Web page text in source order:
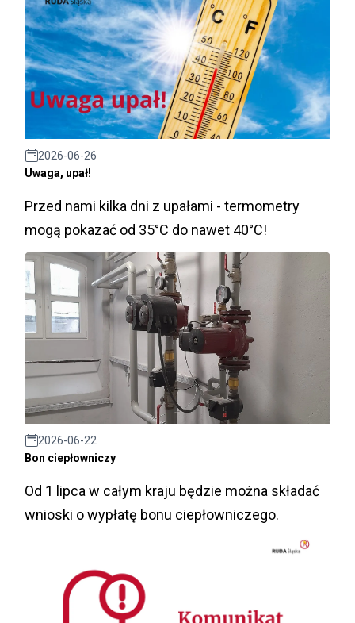
2026-06-26
Uwaga, upał!
Przed nami kilka dni z upałami - termometry
mogą pokazać od 35°C do nawet 40°C!
2026-06-22
Bon ciepłowniczy
Od 1 lipca w całym kraju będzie można składać
wnioski o wypłatę bonu ciepłowniczego.